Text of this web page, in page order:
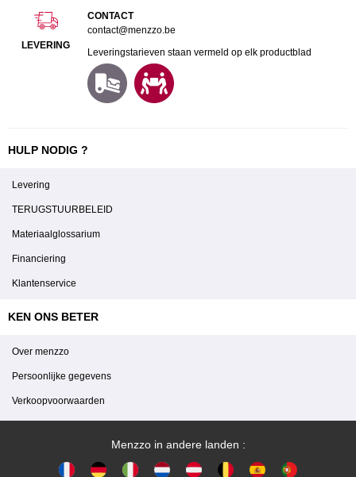
LEVERING
CONTACT
contact@menzzo.be
Leveringstarieven staan vermeld op elk productblad
HULP NODIG ?
Levering
TERUGSTUURBELEID
Materiaalglossarium
Financiering
Klantenservice
KEN ONS BETER
Over menzzo
Persoonlijke gegevens
Verkoopvoorwaarden
Menzzo in andere landen :